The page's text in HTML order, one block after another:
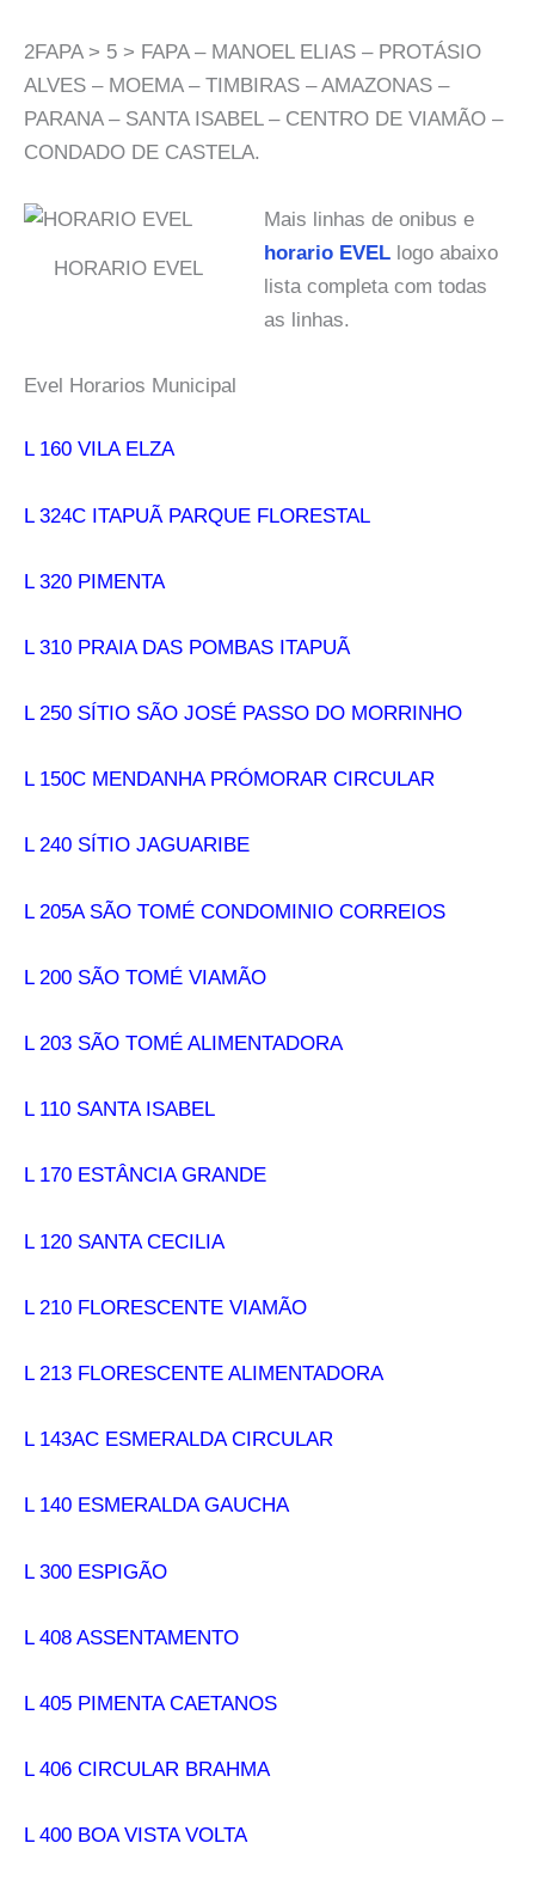
2FAPA > 5 > FAPA – MANOEL ELIAS – PROTÁSIO
ALVES – MOEMA – TIMBIRAS – AMAZONAS –
PARANA – SANTA ISABEL – CENTRO DE VIAMÃO –
CONDADO DE CASTELA.
HORARIO EVEL
Mais linhas de onibus e
horario EVELlogo abaixo
lista completa com todas
as linhas.
Evel Horarios Municipal
L 160 VILA ELZA
L 324C ITAPUÃ PARQUE FLORESTAL
L 320 PIMENTA
L 310 PRAIA DAS POMBAS ITAPUÃ
L 250 SÍTIO SÃO JOSÉ PASSO DO MORRINHO
L 150C MENDANHA PRÓMORAR CIRCULAR
L 240 SÍTIO JAGUARIBE
L 205A SÃO TOMÉ CONDOMINIO CORREIOS
L 200 SÃO TOMÉ VIAMÃO
L 203 SÃO TOMÉ ALIMENTADORA
L 110 SANTA ISABEL
L 170 ESTÂNCIA GRANDE
L 120 SANTA CECILIA
L 210 FLORESCENTE VIAMÃO
L 213 FLORESCENTE ALIMENTADORA
L 143AC ESMERALDA CIRCULAR
L 140 ESMERALDA GAUCHA
L 300 ESPIGÃO
L 408 ASSENTAMENTO
L 405 PIMENTA CAETANOS
L 406 CIRCULAR BRAHMA
L 400 BOA VISTA VOLTA